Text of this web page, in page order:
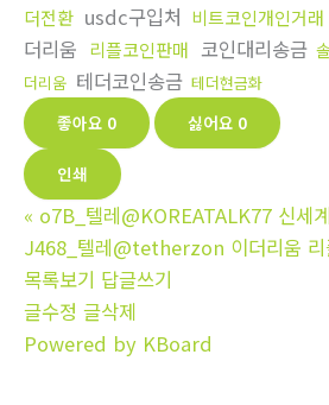
더전환 usdc구입처 비트코인개인거래
더리움 리플코인판매 코인대리송금
더리움 테더코인송금 테더현금화
좋아요 0 싫어요 0
인쇄
« o7B_텔레@KOREATALK77 신세
J468_텔레@tetherzon 이더리움 리
목록보기 답글쓰기
글수정 글삭제
Powered by KBoard